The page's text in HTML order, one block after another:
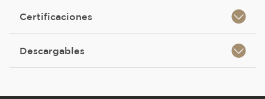
Certificaciones
Descargables